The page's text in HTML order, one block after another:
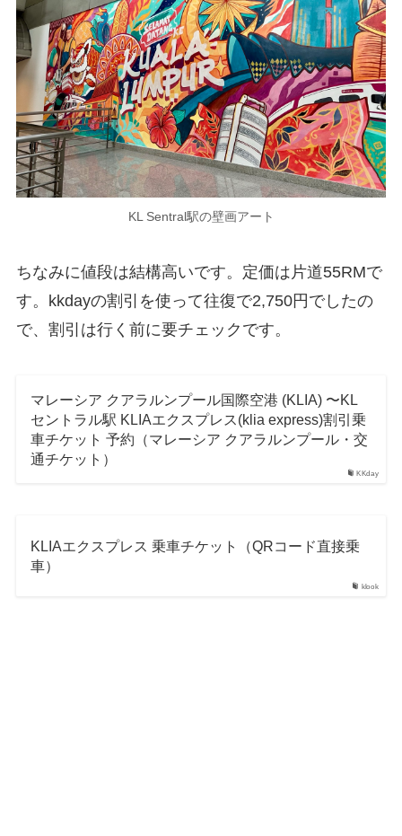
KL Sentral駅の壁画アート
ちなみに値段は結構高いです。定価は片道55RMで
す。kkdayの割引を使って往復で2,750円でしたの
で、割引は行く前に要チェックです。
KKday
マレーシア クアラルンプール国際空港 (KLIA) 〜KL
セントラル駅 KLIAエクスプレス(klia express)割引乗
車チケット 予約（マレーシア クアラルンプール・交
通チケット）
klook
KLIAエクスプレス 乗車チケット（QRコード直接乗
車）